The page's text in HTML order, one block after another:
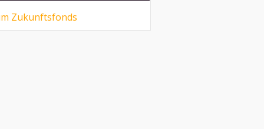
Zukunftsfonds